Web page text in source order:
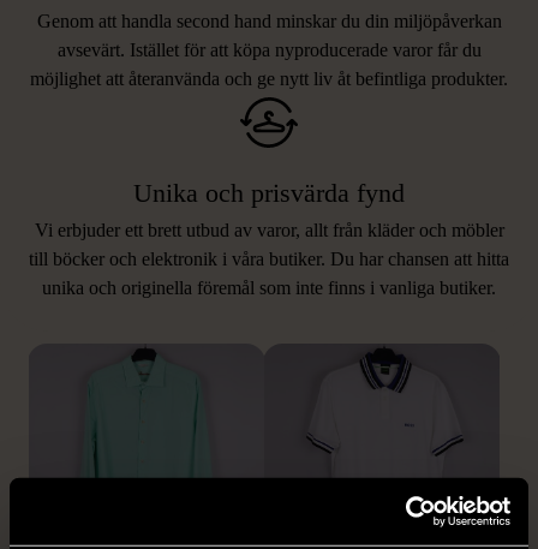
Genom att handla second hand minskar du din miljöpåverkan
avsevärt. Istället för att köpa nyproducerade varor får du
möjlighet att återanvända och ge nytt liv åt befintliga produkter.
Unika och prisvärda fynd
Vi erbjuder ett brett utbud av varor, allt från kläder och möbler
till böcker och elektronik i våra butiker. Du har chansen att hitta
unika och originella föremål som inte finns i vanliga butiker.
LIKNANDE PRODUKTER
Hitta produkter som påminner om denna